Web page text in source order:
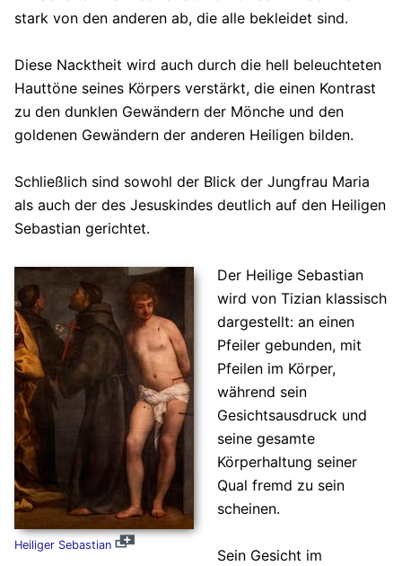
stark von den anderen ab, die alle bekleidet sind.
Diese Nacktheit wird auch durch die hell beleuchteten
Hauttöne seines Körpers verstärkt, die einen Kontrast
zu den dunklen Gewändern der Mönche und den
goldenen Gewändern der anderen Heiligen bilden.
Schließlich sind sowohl der Blick der Jungfrau Maria
als auch der des Jesuskindes deutlich auf den Heiligen
Sebastian gerichtet.
Heiliger Sebastian
Der Heilige Sebastian
wird von Tizian klassisch
dargestellt: an einen
Pfeiler gebunden, mit
Pfeilen im Körper,
während sein
Gesichtsausdruck und
seine gesamte
Körperhaltung seiner
Qual fremd zu sein
scheinen.
Sein Gesicht im